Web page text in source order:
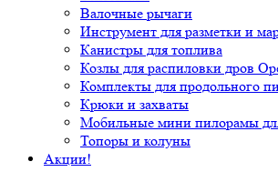
Валочные рычаги
Инструмент для разметки и
Канистры для топлива
Козлы для распиловки дров
Комплекты для продольного
Крюки и захваты
Мобильные мини пилорамы
Топоры и колуны
Акции!